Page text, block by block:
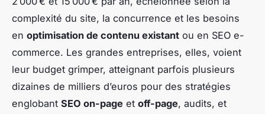
complexité du site, la concurrence et les besoins
en optimisation de contenu existant ou en SEO e-
commerce. Les grandes entreprises, elles, voient
leur budget grimper, atteignant parfois plusieurs
dizaines de milliers d’euros pour des stratégies
englobant SEO on-page et off-page, audits, et